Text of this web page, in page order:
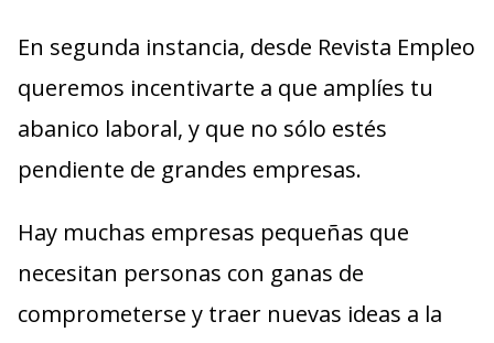
En segunda instancia, desde Revista Empleo
queremos incentivarte a que amplíes tu
abanico laboral, y que no sólo estés
pendiente de grandes empresas.
Hay muchas empresas pequeñas que
necesitan personas con ganas de
comprometerse y traer nuevas ideas a la